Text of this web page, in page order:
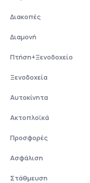
Διακοπές
Διαμονή
Πτήση+Ξενοδοχείο
Ξενοδοχεία
Αυτοκίνητα
Ακτοπλοϊκά
Προσφορές
Ασφάλιση
Στάθμευση